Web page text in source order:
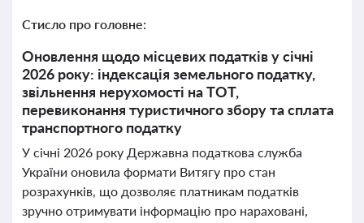
Стисло про головне:
Оновлення щодо місцевих податків у січні
2026 року: індексація земельного податку,
звільнення нерухомості на ТОТ,
перевиконання туристичного збору та сплата
транспортного податку
У січні 2026 року Державна податкова служба
України оновила формати Витягу про стан
розрахунків, що дозволяє платникам податків
зручно отримувати інформацію про нараховані,